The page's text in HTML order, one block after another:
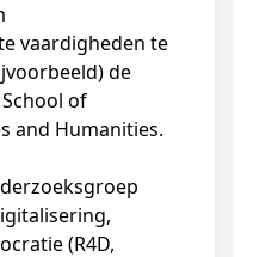
vaardigheden te
de
of
and Humanities.
(R4D,